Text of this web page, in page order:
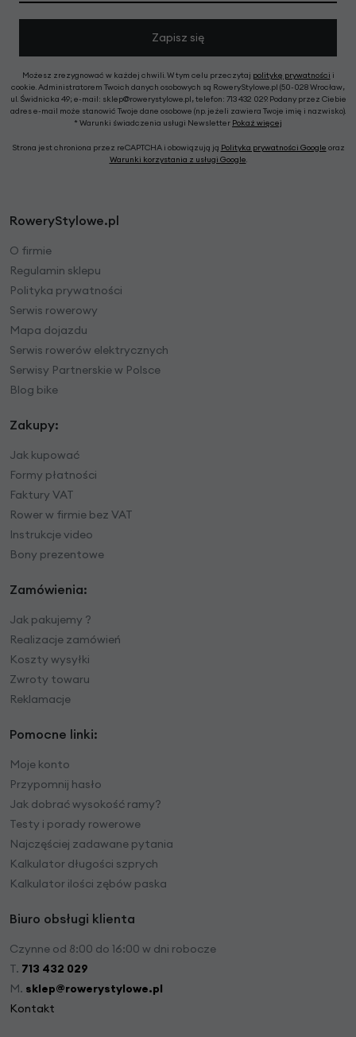
Zapisz się
Możesz zrezygnować w każdej chwili. W tym celu przeczytaj politykę prywatności i
cookie. Administratorem Twoich danych osobowych są RoweryStylowe.pl (50-028 Wrocław,
ul. Świdnicka 49; e-mail: sklep@rowerystylowe.pl, telefon: 713 432 029. Podany przez Ciebie
adres e-mail może stanowić Twoje dane osobowe (np. jeżeli zawiera Twoje imię i nazwisko).
* Warunki świadczenia usługi Newsletter Pokaż więcej
Strona jest chroniona przez reCAPTCHA i obowiązują ją Polityka prywatności Google oraz
Warunki korzystania z usługi Google.
RoweryStylowe.pl
O firmie
Regulamin sklepu
Polityka prywatności
Serwis rowerowy
Mapa dojazdu
Serwis rowerów elektrycznych
Serwisy Partnerskie w Polsce
Blog bike
Zakupy:
Jak kupować
Formy płatności
Faktury VAT
Rower w firmie bez VAT
Instrukcje video
Bony prezentowe
Zamówienia:
Jak pakujemy ?
Realizacje zamówień
Koszty wysyłki
Zwroty towaru
Reklamacje
Pomocne linki:
Moje konto
Przypomnij hasło
Jak dobrać wysokość ramy?
Testy i porady rowerowe
Najczęściej zadawane pytania
Kalkulator długości szprych
Kalkulator ilości zębów paska
Biuro obsługi klienta
Czynne od 8:00 do 16:00 w dni robocze
T. 713 432 029
M. sklep@rowerystylowe.pl
Kontakt